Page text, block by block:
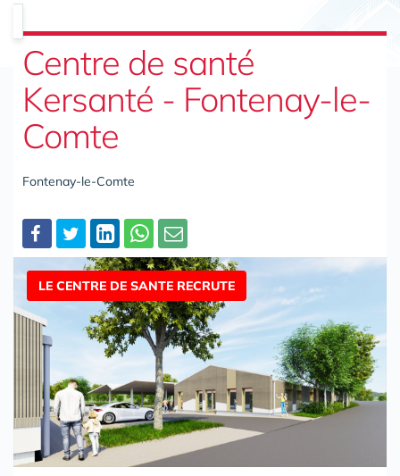
Centre de santé
Kersanté - Fontenay-le-
Comte
Fontenay-le-Comte
Partager
Lots à Vendre & à Louer
LE CENTRE DE SANTE RECRUTE